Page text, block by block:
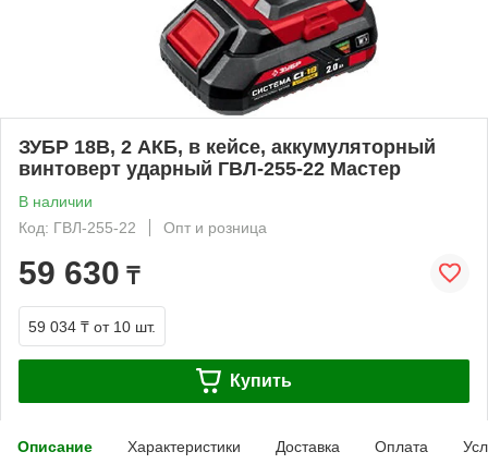
ЗУБР 18В, 2 АКБ, в кейсе, аккумуляторный
винтоверт ударный ГВЛ-255-22 Мастер
В наличии
Код: ГВЛ-255-22
Опт и розница
59 630 ₸
59 034 ₸ от 10 шт.
Купить
Описание Характеристики Доставка Оплата